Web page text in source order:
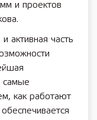
и проектов
активная часть
самые
как работают